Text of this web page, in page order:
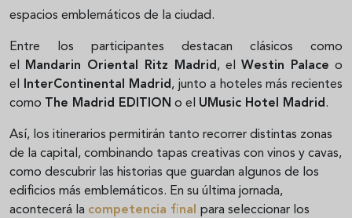
espacios emblemáticos de la ciudad.
Entre los participantes destacan clásicos como
el Mandarin Oriental Ritz Madrid, el Westin Palace o
el InterContinental Madrid, junto a hoteles más recientes
como The Madrid EDITION o el UMusic Hotel Madrid.
Así, los itinerarios permitirán tanto recorrer distintas zonas
de la capital, combinando tapas creativas con vinos y cavas,
como descubrir las historias que guardan algunos de los
edificios más emblemáticos. En su última jornada,
acontecerá la competencia final para seleccionar los